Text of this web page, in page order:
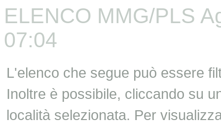
ELENCO MMG/PLS
07:04
L'elenco che segue può essere
Inoltre è possibile, cliccando su
località selezionata. Per